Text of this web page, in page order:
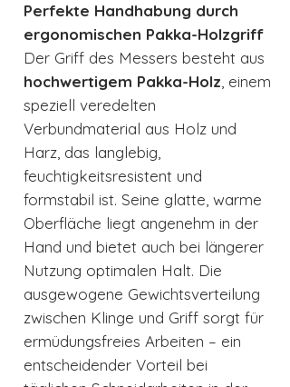
Perfekte Handhabung durch
ergonomischen Pakka-Holzgriff
Der Griff des Messers besteht aus
hochwertigem Pakka-Holz, einem
speziell veredelten
Verbundmaterial aus Holz und
Harz, das langlebig,
feuchtigkeitsresistent und
formstabil ist. Seine glatte, warme
Oberfläche liegt angenehm in der
Hand und bietet auch bei längerer
Nutzung optimalen Halt. Die
ausgewogene Gewichtsverteilung
zwischen Klinge und Griff sorgt für
ermüdungsfreies Arbeiten – ein
entscheidender Vorteil bei